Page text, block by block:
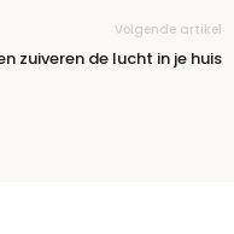
Volgende artikel
zuiveren de lucht in je huis